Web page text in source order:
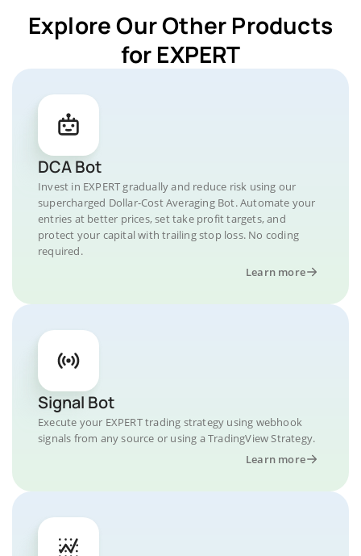
Explore Our Other Products
for EXPERT
DCA Bot
Invest in EXPERT gradually and reduce risk using our
supercharged Dollar-Cost Averaging Bot. Automate your
entries at better prices, set take profit targets, and
protect your capital with trailing stop loss. No coding
required.
Learn more
Signal Bot
Execute your EXPERT trading strategy using webhook
signals from any source or using a TradingView Strategy.
Learn more